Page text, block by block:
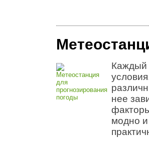
Каждый
нее
модно